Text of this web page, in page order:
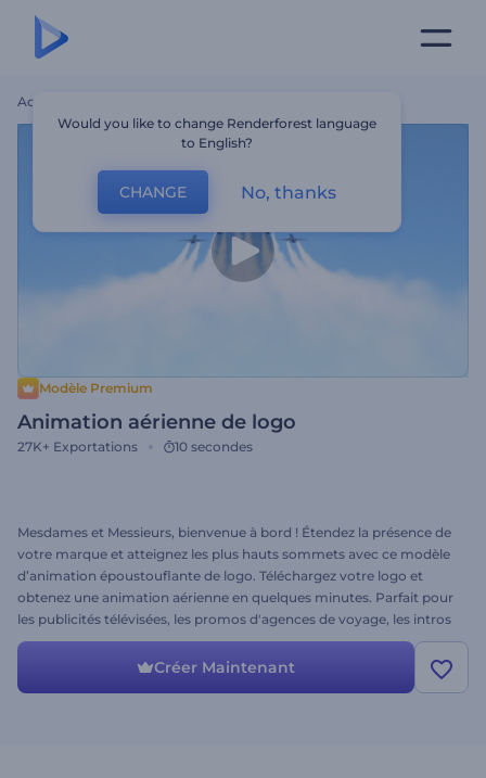
Accueil
Modèle Premium
Animation aérienne de logo
27K+ Exportations 10 secondes
Mesdames et Messieurs, bienvenue à bord ! Étendez la présence de
votre marque et atteignez les plus hauts sommets avec ce modèle
d’animation époustouflante de logo. Téléchargez votre logo et
obtenez une animation aérienne en quelques minutes. Parfait pour
les publicités télévisées, les promos d'agences de voyage, les intros
de chaînes YouTube, les présentations d'entreprises, et bien plus
encore. S'il vous plaît, attachez votre ceinture et faites-en un essai !
Créer Maintenant
Would you like to change Renderforest language
to English?
CHANGE No, thanks